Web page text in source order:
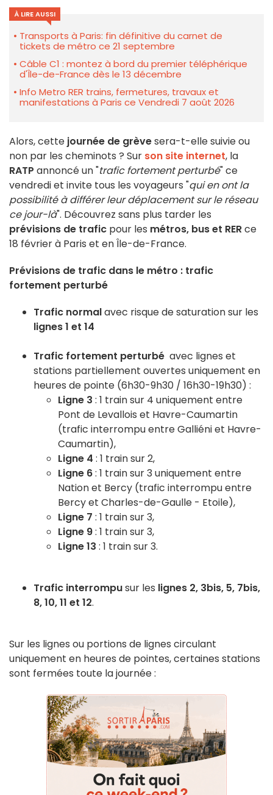
À LIRE AUSSI
Transports à Paris: fin définitive du carnet de
tickets de métro ce 21 septembre
Câble C1 : montez à bord du premier téléphérique
d'Île-de-France dès le 13 décembre
Info Metro RER trains, fermetures, travaux et
manifestations à Paris ce Vendredi 7 août 2026
Alors, cette journée de grèvesera-t-elle suivie ou
non par les cheminots ? Sur son site internet, la
RATP annoncé un "trafic fortement perturbé" ce
vendredi et invite tous les voyageurs "qui en ont la
possibilité à différer leur déplacement sur le réseau
ce jour-là". Découvrez sans plus tarder les
prévisions de trafic pour les métros, bus et RERce
18 février à Paris et en Île-de-France.
Prévisions de trafic dans le métro : trafic
fortement perturbé
Trafic normalavec risque de saturation sur les
lignes 1 et 14
Trafic fortement perturbé avec lignes et
stations partiellement ouvertes uniquement en
heures de pointe (6h30-9h30 / 16h30-19h30) :
Ligne 3 : 1 train sur 4 uniquement entre
Pont de Levallois et Havre-Caumartin
(trafic interrompu entre Galliéni et Havre-
Caumartin),
Ligne 4 : 1 train sur 2,
Ligne 6: 1 train sur 3 uniquement entre
Nation et Bercy (trafic interrompu entre
Bercy et Charles-de-Gaulle - Etoile),
Ligne 7 : 1 train sur 3,
Ligne 9: 1 train sur 3,
Ligne 13 : 1 train sur 3.
Trafic interrompusur les lignes 2, 3bis, 5, 7bis,
8, 10, 11 et 12.
Sur les lignes ou portions de lignes circulant
uniquement en heures de pointes, certaines stations
sont fermées toute la journée :